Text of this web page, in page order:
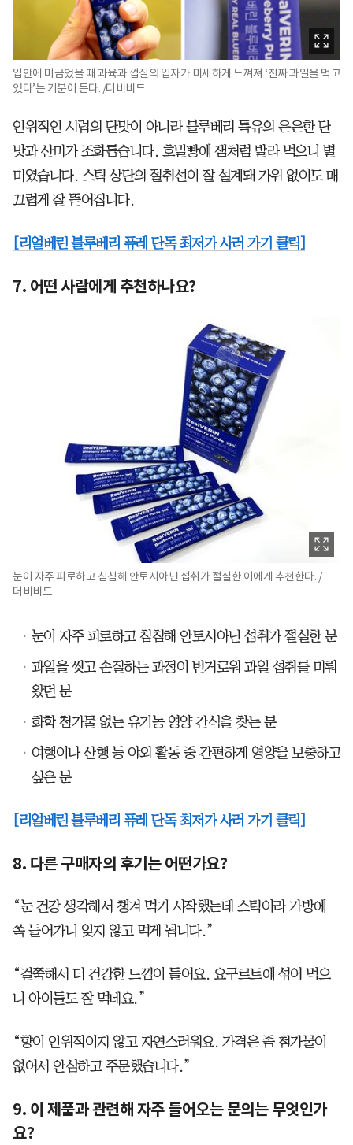
입안에 머금었을 때 과육과 껍질의 입자가 미세하게 느껴져 ‘진짜 과일을 먹고
있다’는 기분이 든다. /더비비드
인위적인 시럽의 단맛이 아니라 블루베리 특유의 은은한 단
맛과 산미가 조화롭습니다. 호밀빵에 잼처럼 발라 먹으니 별
미였습니다. 스틱 상단의 절취선이 잘 설계돼 가위 없이도 매
끄럽게 잘 뜯어집니다.
[리얼베린 블루베리 퓨레 단독 최저가 사러 가기 클릭]
7. 어떤 사람에게 추천하나요?
눈이 자주 피로하고 침침해 안토시아닌 섭취가 절실한 이에게 추천한다. /
더비비드
눈이 자주 피로하고 침침해 안토시아닌 섭취가 절실한 분
과일을 씻고 손질하는 과정이 번거로워 과일 섭취를 미뤄
왔던 분
화학 첨가물 없는 유기농 영양 간식을 찾는 분
여행이나 산행 등 야외 활동 중 간편하게 영양을 보충하고
싶은 분
[리얼베린 블루베리 퓨레 단독 최저가 사러 가기 클릭]
8. 다른 구매자의 후기는 어떤가요?
“눈 건강 생각해서 챙겨 먹기 시작했는데 스틱이라 가방에
쏙 들어가니 잊지 않고 먹게 됩니다.”
“걸쭉해서 더 건강한 느낌이 들어요. 요구르트에 섞어 먹으
니 아이들도 잘 먹네요.”
“향이 인위적이지 않고 자연스러워요. 가격은 좀 첨가물이
없어서 안심하고 주문했습니다.”
9. 이 제품과 관련해 자주 들어오는 문의는 무엇인가
요?